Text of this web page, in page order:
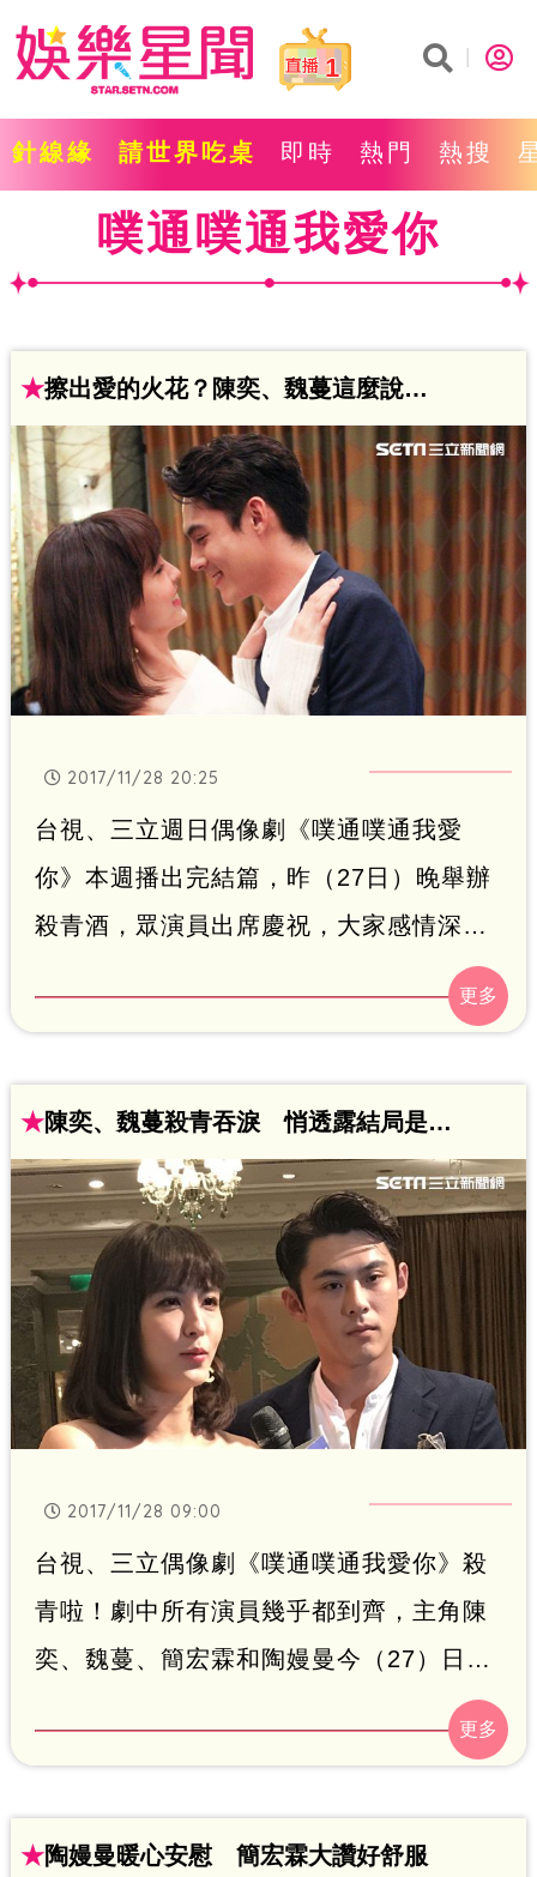
1
針線緣 請世界吃桌 即時 熱門 熱搜
噗通噗通我愛你
★擦出愛的火花？陳奕、魏蔓這麼說…
2017/11/28 20:25
台視、三立週日偶像劇《噗通噗通我愛
你》本週播出完結篇，昨（27日）晚舉辦
殺青酒，眾演員出席慶祝，大家感情深
厚，現場充滿了歡笑與依依不捨的感人氣
氛。《噗通》經歷近半年的拍攝期，男女
身殺青，兩人累積滿滿的感情和情緒，在
殺青後直呼「真的不敢直視對方」、「久
久不能自已」。
★陳奕、魏蔓殺青吞淚 悄透露結局是…
2017/11/28 09:00
台視、三立偶像劇《噗通噗通我愛你》殺
青啦！劇中所有演員幾乎都到齊，主角陳
奕、魏蔓、簡宏霖和陶嫚曼今（27）日也
都開心出席殺青宴，他們除了感謝幕前和
幕後工作人員的付出外，由於陳奕在劇中
員們心臟造型的紀念品以及卡片表達感謝
★陶嫚曼暖心安慰 簡宏霖大讚好舒服